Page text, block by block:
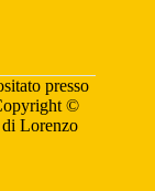
presso
©
Lorenzo